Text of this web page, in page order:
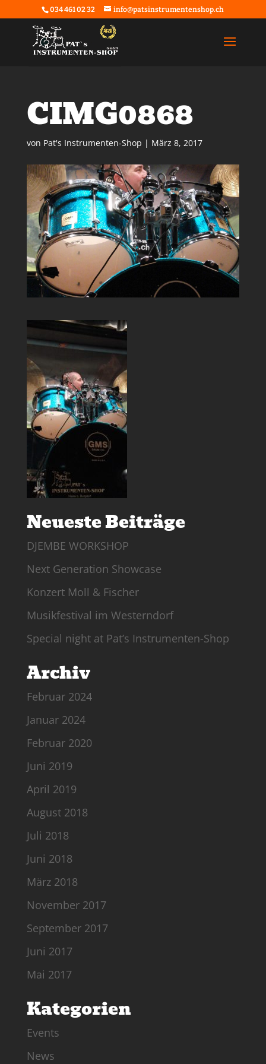
034 461 02 32 info@patsinstrumentenshop.ch
CIMG0868
von Pat's Instrumenten-Shop | März 8, 2017
Neueste Beiträge
DJEMBE WORKSHOP
Next Generation Showcase
Konzert Moll & Fischer
Musikfestival im Westerndorf
Special night at Pat’s Instrumenten-Shop
Archiv
Februar 2024
Januar 2024
Februar 2020
Juni 2019
April 2019
August 2018
Juli 2018
Juni 2018
März 2018
November 2017
September 2017
Juni 2017
Mai 2017
Kategorien
Events
News